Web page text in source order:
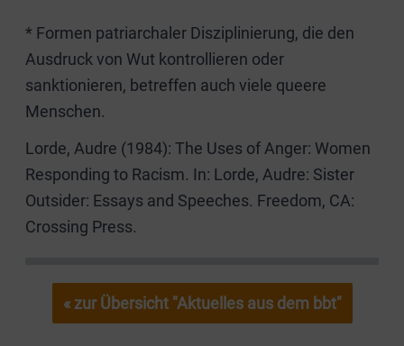
* Formen patriarchaler Disziplinierung, die den
Ausdruck von Wut kontrollieren oder
sanktionieren, betreffen auch viele queere
Menschen.
Lorde, Audre (1984): The Uses of Anger: Women
Responding to Racism. In: Lorde, Audre: Sister
Outsider: Essays and Speeches. Freedom, CA:
Crossing Press.
« zur Übersicht "Aktuelles aus dem bbt"